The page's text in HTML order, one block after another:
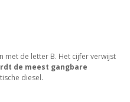
met de letter B. Het cijfer verwijst
de meest gangbare
diesel.